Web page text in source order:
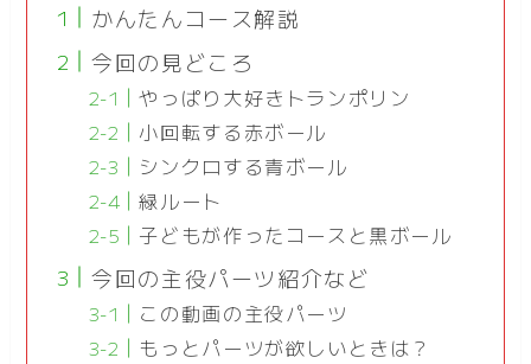
かんたんコース解説
今回の見どころ
やっぱり大好きトランポリン
小回転する赤ボール
シンクロする青ボール
緑ルート
子どもが作ったコースと黒ボール
今回の主役パーツ紹介など
この動画の主役パーツ
もっとパーツが欲しいときは？